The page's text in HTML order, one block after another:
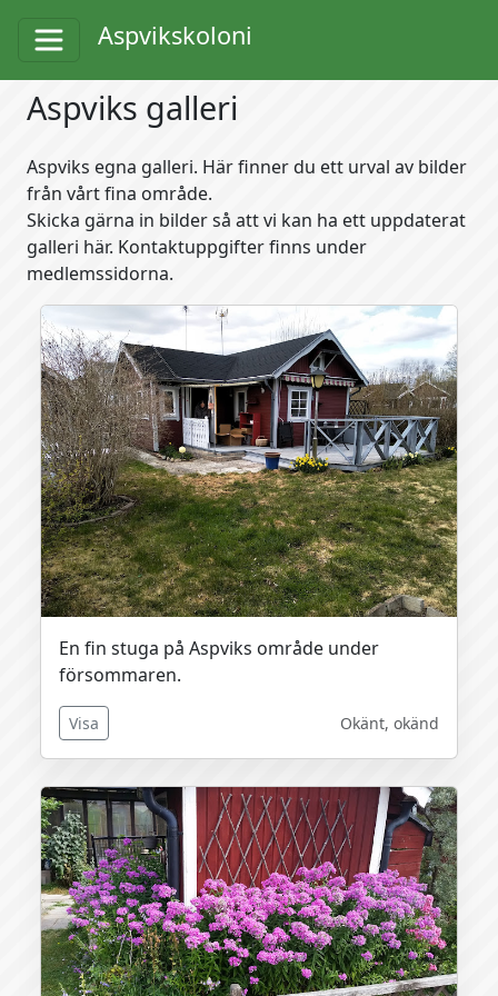
Aspvikskoloni
Aspviks galleri
Aspviks egna galleri. Här finner du ett urval av bilder
från vårt fina område.
Skicka gärna in bilder så att vi kan ha ett uppdaterat
galleri här. Kontaktuppgifter finns under
medlemssidorna.
En fin stuga på Aspviks område under
försommaren.
Visa Okänt, okänd